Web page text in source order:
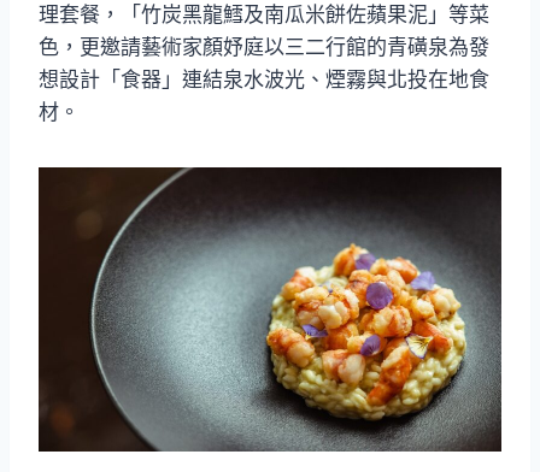
理套餐，「竹炭黑龍鱈及南瓜米餅佐蘋果泥」等菜
色，更邀請藝術家顏妤庭以三二行館的青磺泉為發
想設計「食器」連結泉水波光、煙霧與北投在地食
材。